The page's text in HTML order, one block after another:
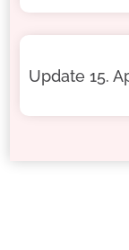
Update 15.